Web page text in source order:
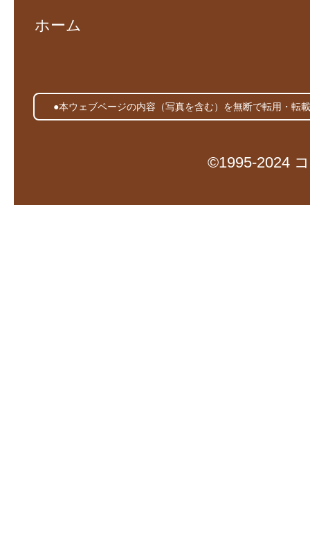
ホーム
●本ウェブページの内容（写真を含む）を無断で転用・転
©1995-2024